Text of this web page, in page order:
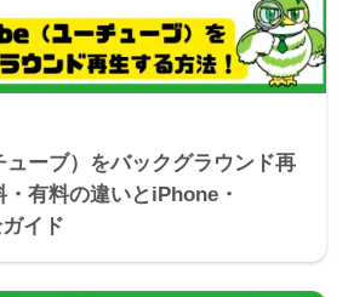
ューブ）をバックグラウンド再
有料の違いとiPhone・
イド